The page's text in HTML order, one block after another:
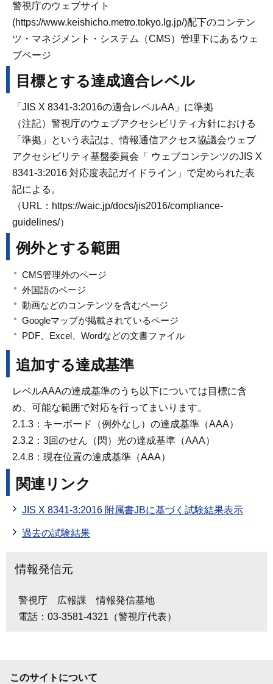
警視庁のウェブサイト
(https://www.keishicho.metro.tokyo.lg.jp/)配下のコンテン
ツ・マネジメント・システム（CMS）管理下にあるウェ
ブページ
目標とする達成適合レベル
「JIS X 8341-3:2016の適合レベルAA」に準拠
（注記）警視庁のウェブアクセシビリティ方針における
「準拠」という表記は、情報通信アクセス協議会ウェブ
アクセシビリティ基盤委員会「 ウェブコンテンツのJIS X
8341-3:2016 対応度表記ガイドライン」で定められた表
記による。
（URL：https://waic.jp/docs/jis2016/compliance-
guidelines/）
例外とする範囲
CMS管理外のページ
外国語のページ
動画などのコンテンツを含むページ
Googleマップが掲載されているページ
PDF、Excel、Wordなどの文書ファイル
追加する達成基準
レベルAAAの達成基準のうち以下については目標に含
め、可能な範囲で対応を行ってまいります。
2.1.3：キーボード（例外なし）の達成基準（AAA）
2.3.2：3回のせん（閃）光の達成基準（AAA）
2.4.8：現在位置の達成基準（AAA）
関連リンク
JIS X 8341-3:2016 附属書JBに基づく試験結果表示
過去の試験結果
情報発信元
警視庁 広報課 情報発信基地
電話：03-3581-4321（警視庁代表）
このサイトについて